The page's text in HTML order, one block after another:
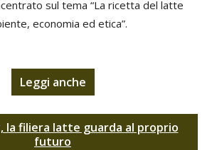
sul tema “La ricetta del latte
economia ed etica”.
Leggi anche
la filiera latte guarda al proprio
futuro